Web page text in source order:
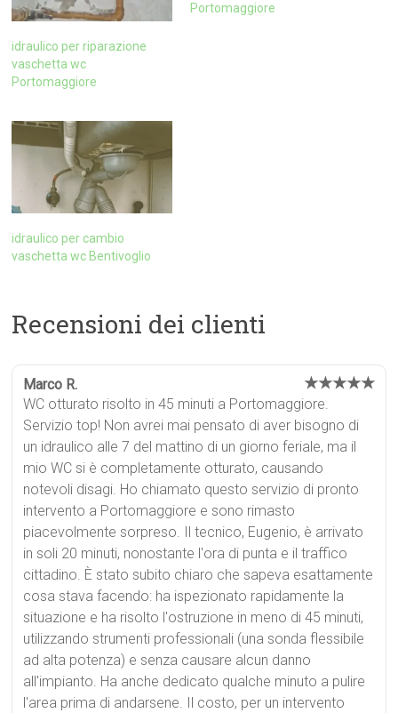
idraulico per riparazione
vaschetta wc
Portomaggiore
Portomaggiore
idraulico per cambio
vaschetta wc Bentivoglio
Recensioni dei clienti
Marco R. ★★★★★
WC otturato risolto in 45 minuti a Portomaggiore.
Servizio top! Non avrei mai pensato di aver bisogno di
un idraulico alle 7 del mattino di un giorno feriale, ma il
mio WC si è completamente otturato, causando
notevoli disagi. Ho chiamato questo servizio di pronto
intervento a Portomaggiore e sono rimasto
piacevolmente sorpreso. Il tecnico, Eugenio, è arrivato
in soli 20 minuti, nonostante l'ora di punta e il traffico
cittadino. È stato subito chiaro che sapeva esattamente
cosa stava facendo: ha ispezionato rapidamente la
situazione e ha risolto l'ostruzione in meno di 45 minuti,
utilizzando strumenti professionali (una sonda flessibile
ad alta potenza) e senza causare alcun danno
all'impianto. Ha anche dedicato qualche minuto a pulire
l'area prima di andarsene. Il costo, per un intervento